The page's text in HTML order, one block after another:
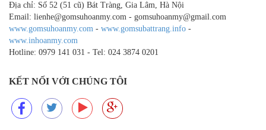
Địa chỉ: Số 52 (51 cũ) Bát Tràng, Gia Lâm, Hà Nội
Email: lienhe@gomsuhoanmy.com - gomsuhoanmy@gmail.com
www.gomsuhoanmy.com - www.gomsubattrang.info -
www.inhoanmy.com
Hotline: 0979 141 031 - Tel: 024 3874 0201
KẾT NỐI VỚI CHÚNG TÔI